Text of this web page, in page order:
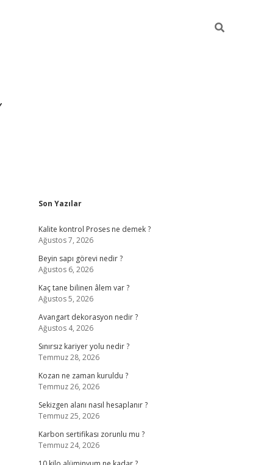
Sidebar
Son Yazılar
Kalite kontrol Proses ne demek ?
Ağustos 7, 2026
Beyin sapı görevi nedir ?
Ağustos 6, 2026
Kaç tane bilinen âlem var ?
Ağustos 5, 2026
Avangart dekorasyon nedir ?
Ağustos 4, 2026
Sınırsız kariyer yolu nedir ?
Temmuz 28, 2026
Kozan ne zaman kuruldu ?
Temmuz 26, 2026
Sekizgen alanı nasıl hesaplanır ?
Temmuz 25, 2026
Karbon sertifikası zorunlu mu ?
Temmuz 24, 2026